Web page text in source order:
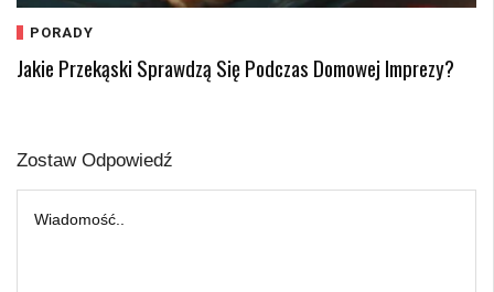
PORADY
Jakie Przekąski Sprawdzą Się Podczas Domowej Imprezy?
Zostaw Odpowiedź